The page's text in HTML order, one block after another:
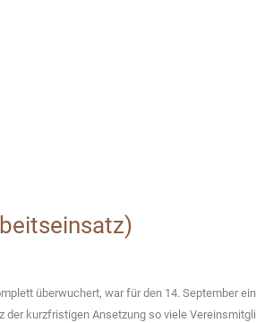
überwuchert, war für den 14. September ein
kurzfristigen Ansetzung so viele